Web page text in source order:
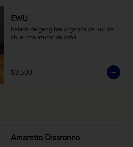
EWU
bebida de gengibre organica del sur de
chile, con azucar de caña
$3.500
Amaretto Disaronno